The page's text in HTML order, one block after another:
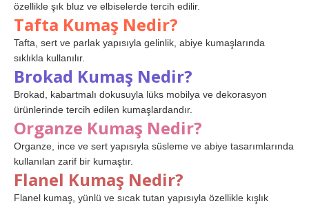
özellikle şık bluz ve elbiselerde tercih edilir.
Tafta Kumaş Nedir?
Tafta, sert ve parlak yapısıyla gelinlik, abiye kumaşlarında
sıklıkla kullanılır.
Brokad Kumaş Nedir?
Brokad, kabartmalı dokusuyla lüks mobilya ve dekorasyon
ürünlerinde tercih edilen kumaşlardandır.
Organze Kumaş Nedir?
Organze, ince ve sert yapısıyla süsleme ve abiye tasarımlarında
kullanılan zarif bir kumaştır.
Flanel Kumaş Nedir?
Flanel kumaş, yünlü ve sıcak tutan yapısıyla özellikle kışlık